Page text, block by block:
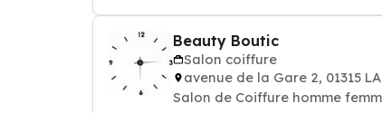
Beauty Boutic
Salon coiffure
avenue de la Gare 2, 01315 LA
Salon de Coiffure homme